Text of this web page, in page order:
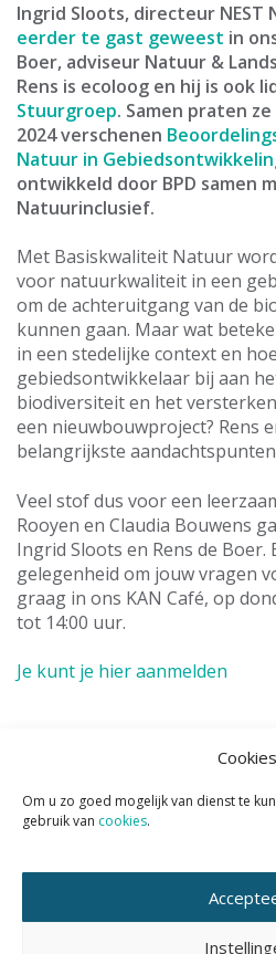
Cookies
Om u zo goed mogelijk van dienst te
gebruik van cookies.
Ingrid Sloots, directeur NEST
eerder te gast geweest in
Boer, adviseur Natuur &
Rens is ecoloog en hij is ook
Stuurgroep. Samen praten
2024 verschenen
Natuur in
ontwikkeld door BPD samen
Natuurinclusief.
Met Basiskwaliteit Natuur
voor natuurkwaliteit in een
om de achteruitgang van de
kunnen gaan. Maar wat
in een stedelijke context en
gebiedsontwikkelaar bij aan
biodiversiteit en het
een nieuwbouwproject? Rens
belangrijkste
Veel stof dus voor een
Rooyen en Claudia Bouwens
Ingrid Sloots en Rens de Boer.
gelegenheid om jouw vragen
graag in ons KAN Café, op
tot 14:00 uur.
Je kunt je hier aanmelden
Wil je het KAN
Abonneer je dan op de
Actueel.